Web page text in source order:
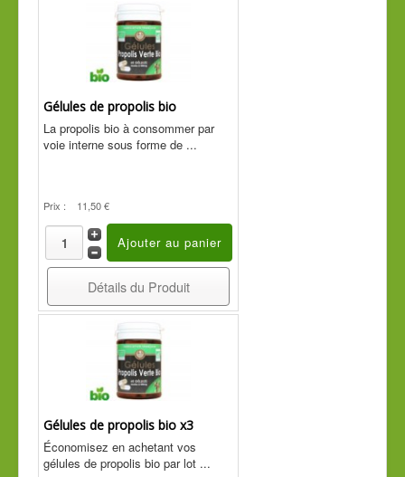
Gélules de propolis bio
La propolis bio à consommer par
voie interne sous forme de ...
Prix : 11,50 €
Détails du Produit
Gélules de propolis bio x3
Économisez en achetant vos
gélules de propolis bio par lot ...